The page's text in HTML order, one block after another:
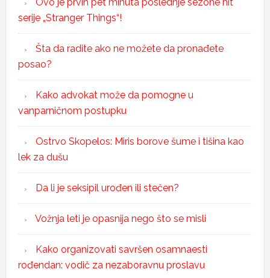
serije „Stranger Things“!
Šta da radite ako ne možete da pronađete
posao?
Kako advokat može da pomogne u
vanparničnom postupku
Ostrvo Skopelos: Miris borove šume i tišina kao
lek za dušu
Da li je seksipil urođen ili stečen?
Vožnja leti je opasnija nego što se misli
Kako organizovati savršen osamnaesti
rođendan: vodič za nezaboravnu proslavu